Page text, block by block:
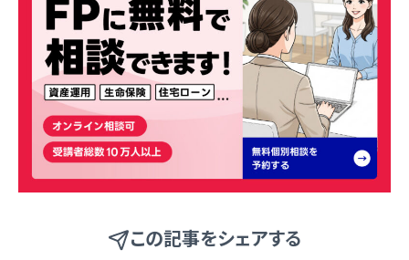
この記事をシェアする